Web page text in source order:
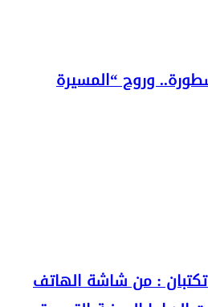
وروح “المسيرة
: من شاشة الهاتف